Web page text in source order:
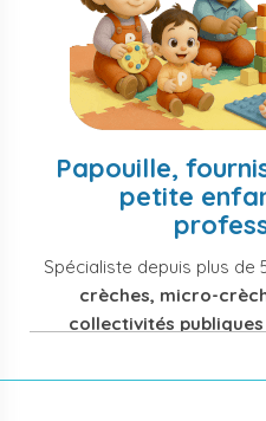
Papouille,
petite
Spécialiste depuis plus de
crèches, micro-
collectivités publiques
puériculture, jouets et
d'accueil de la petite